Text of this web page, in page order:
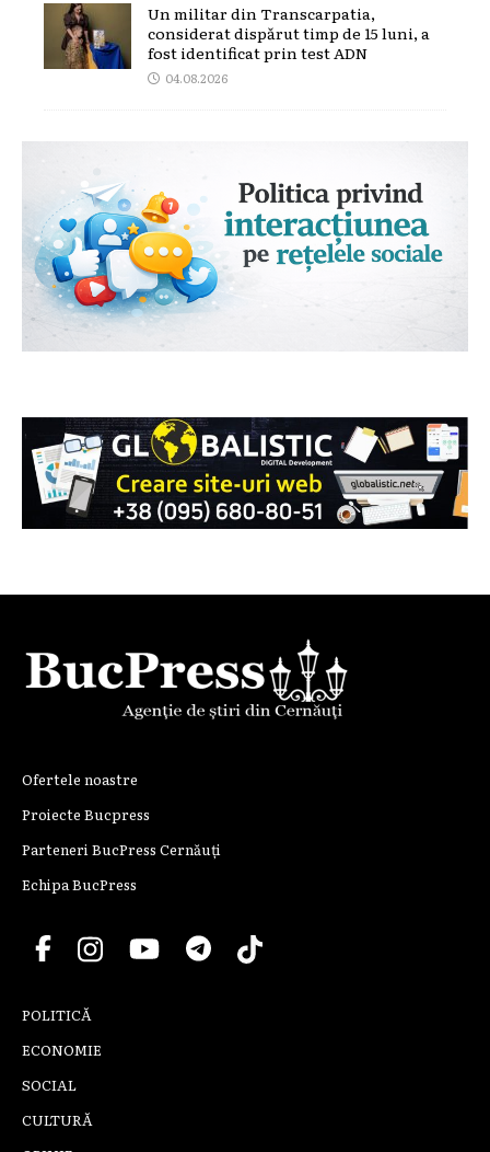
Un militar din Transcarpatia,
considerat dispărut timp de 15 luni, a
fost identificat prin test ADN
04.08.2026
Ofertele noastre
Proiecte Bucpress
Parteneri BucPress Cernăuți
Echipa BucPress
POLITICĂ
ECONOMIE
SOCIAL
CULTURĂ